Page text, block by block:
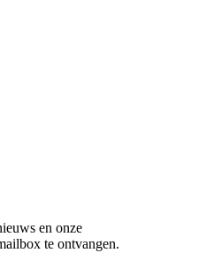
en onze
te ontvangen.